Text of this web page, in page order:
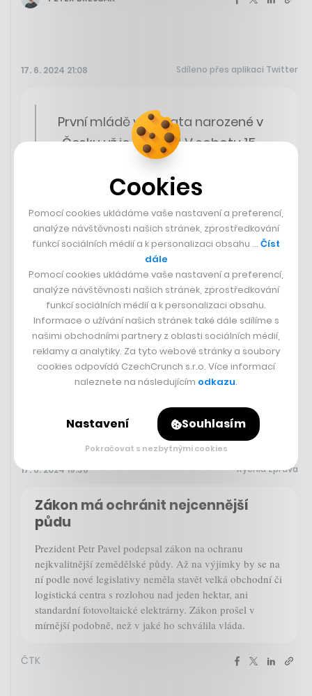
17. 6. 2024 21:08 Sdíleno přes aplikaci Twitter
První mládě vombata narozené v
Česku už je k vidění! V sobotu 15.
června odhalí pohlaví i jméno
malého vombata patron
pražských vombatů, herec a
moderátor Ondřej Sokol. Slavnostní
akce začne ve 14 hodin v Darwinově
kráteru v dolní části Zoo Praha.
https://t.co/BOM4TNSnId
pic.twitter.com/M3wV2aYDyw
— Zoo Praha (@zoo_praha)June 12,
2024
17. 6. 2024 19:38 Rychlá zpráva
Zákon má ochránit nejcennější
půdu
Prezident Petr Pavel podepsal zákon na ochranu
nejkvalitnější zemědělské půdy. Až na výjimky by se na
ní podle nové legislativy neměla stavět velká obchodní či
logistická centra s rozlohou nad jeden hektar, ani
standardní fotovoltaické elektrárny. Zákon prošel v
mírnější podobně, než v jaké ho schválila vláda.
ČTK
Cookies
Pomocí cookies ukládáme vaše nastavení a preferencí,
analýze návštěvnosti našich stránek, zprostředkování
funkcí sociálních médií a k personalizaci obsahu … Číst
dále
Pomocí cookies ukládáme vaše nastavení a preferencí,
analýze návštěvnosti našich stránek, zprostředkování
funkcí sociálních médií a k personalizaci obsahu.
Informace o užívání našich stránek také dále sdílíme s
našimi obchodními partnery z oblasti sociálních médií,
reklamy a analytiky. Za tyto webové stránky a soubory
cookies odpovídá CzechCrunch s.r.o. Více informací
naleznete na následujícím odkazu.
Nastavení Souhlasím
Pokračovat s nezbytnými cookies